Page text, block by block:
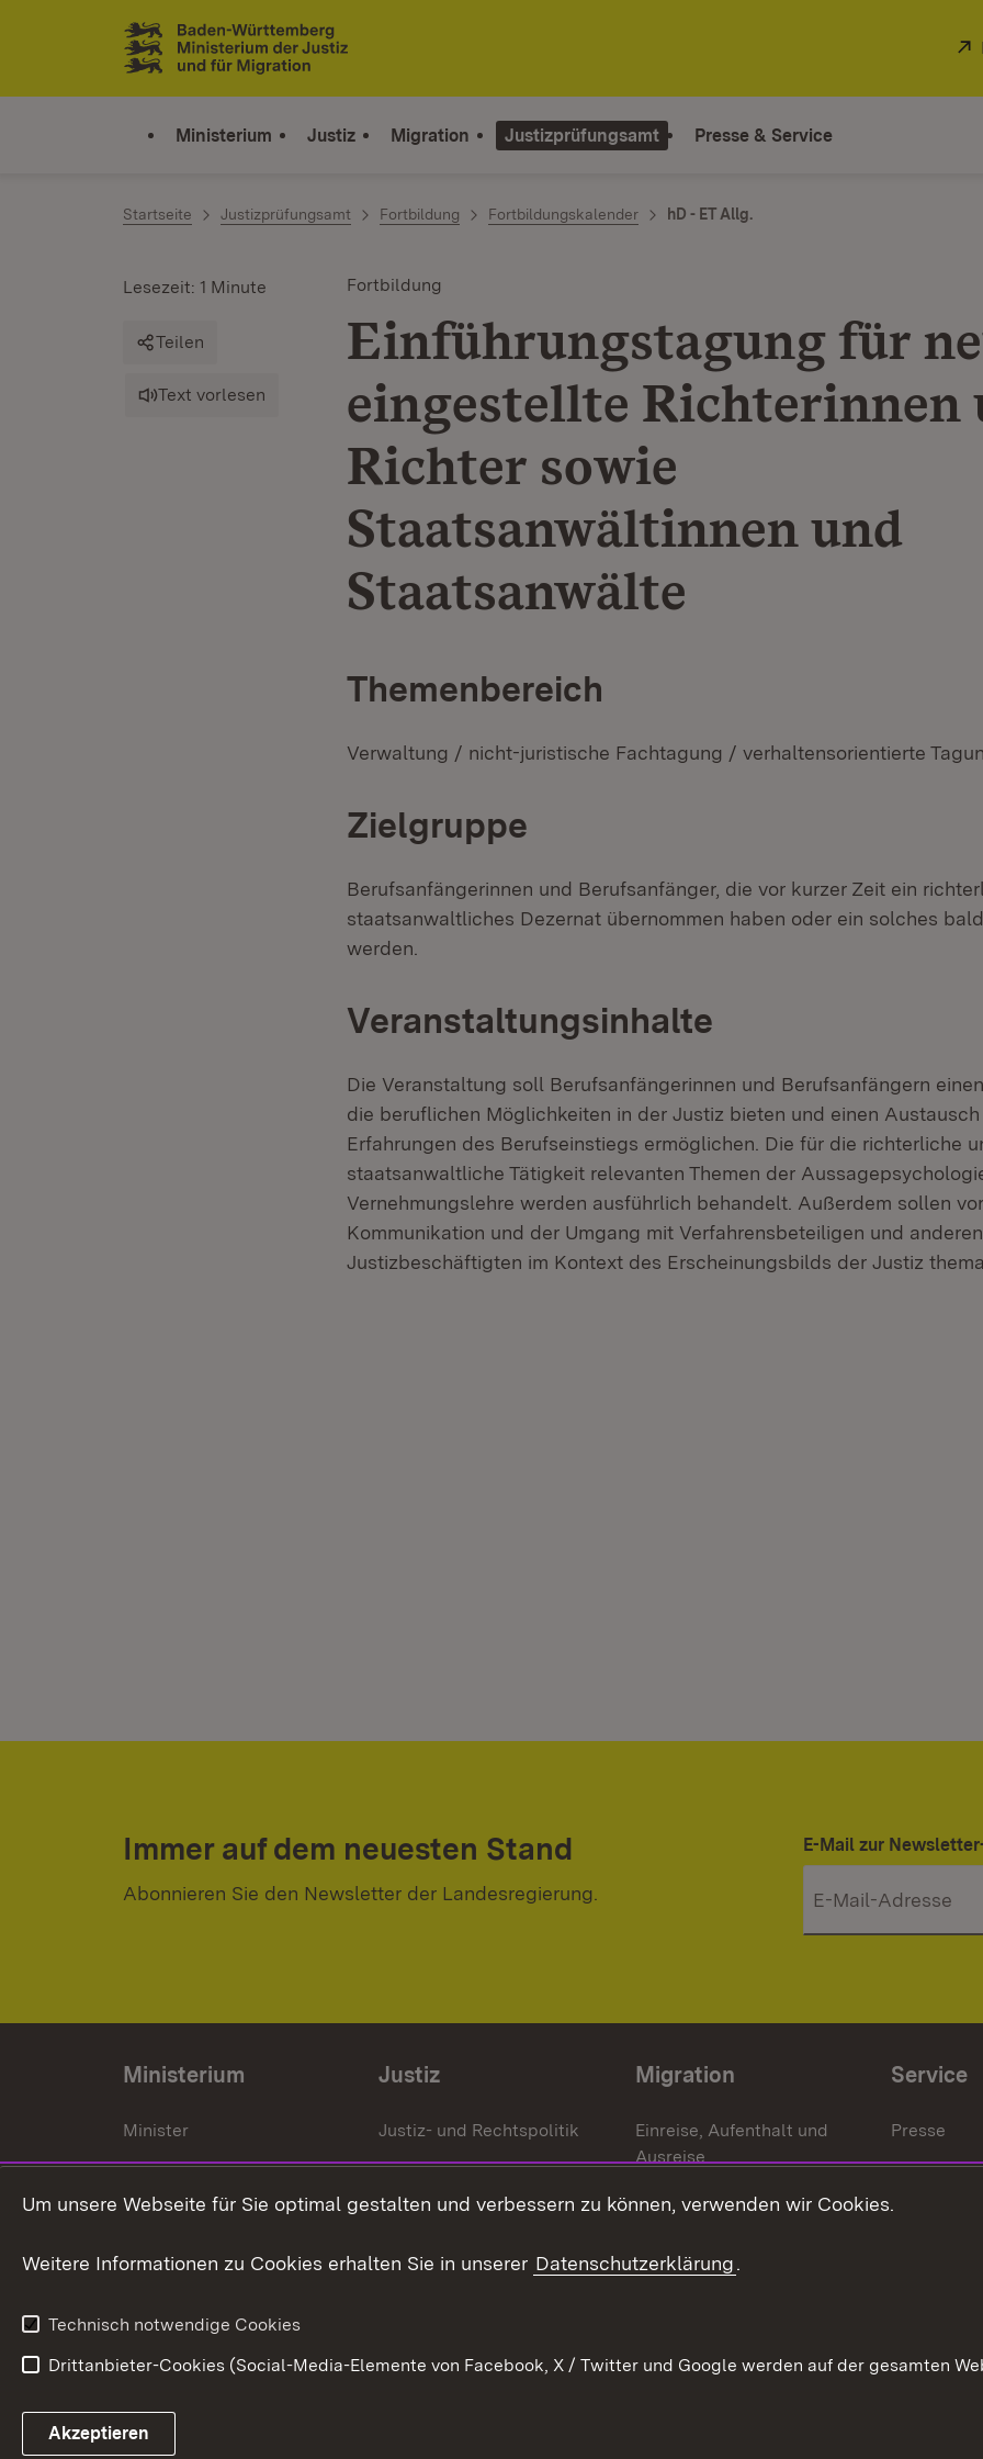
Zum Inhalt springen
Link zur Startseite
Ministerium Justiz Migration Justizprüfungsamt Presse & Service
Startseite Justizprüfungsamt Fortbildung Fortbildungskalender hD - ET Allg.
Fortbildung
Einführungstagung für
eingestellte Richterinnen
Richter sowie
Staatsanwältinnen und
Staatsanwälte
Lesezeit: 1 Minute
Teilen
Text vorlesen
Themenbereich
Verwaltung / nicht-juristische Fachtagung / verhaltensorientierte
Zielgruppe
Berufsanfängerinnen und Berufsanfänger, die vor kurzer Zeit ein
staatsanwaltliches Dezernat übernommen haben oder ein solches
werden.
Veranstaltungsinhalte
Die Veranstaltung soll Berufsanfängerinnen und Berufsanfängern
die beruflichen Möglichkeiten in der Justiz bieten und einen
Erfahrungen des Berufseinstiegs ermöglichen. Die für die richterliche
staatsanwaltliche Tätigkeit relevanten Themen der
Vernehmungslehre werden ausführlich behandelt. Außerdem sollen
Kommunikation und der Umgang mit Verfahrensbeteiligen und anderen
Justizbeschäftigten im Kontext des Erscheinungsbilds der Justiz
Immer auf dem neuesten Stand
Abonnieren Sie den Newsletter der Landesregierung.
E-Mail zur
Ministerium
Minister
Staatssekrektär
Ministerialdirektorin
Organigramm
Justiz
Justiz- und Rechtspolitik
Gerichte und
Staatsanwaltschaften
Migration
Einreise, Aufenthalt und
Ausreise
Asylbewerber und
Erlasse und
Service
Presse
Link zum Landesportal
Um unsere Webseite für Sie optimal gestalten und verbessern zu können, verwenden wir Cookies.
Weitere Informationen zu Cookies erhalten Sie in unserer Datenschutzerklärung.
Technisch notwendige Cookies
Drittanbieter-Cookies (Social-Media-Elemente von Facebook, X / Twitter und Google werden auf der gesamten
Akzeptieren